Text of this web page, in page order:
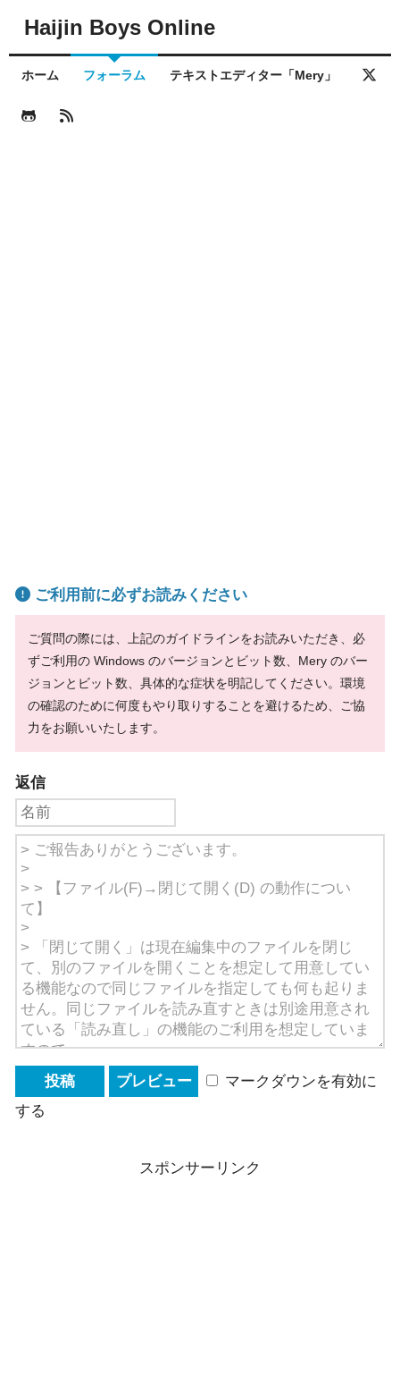
Haijin Boys Online
ホーム フォーラム テキストエディター「Mery」
ご利用前に必ずお読みください
ご質問の際には、上記のガイドラインをお読みいただき、必
ずご利用の Windows のバージョンとビット数、Mery のバー
ジョンとビット数、具体的な症状を明記してください。環境
の確認のために何度もやり取りすることを避けるため、ご協
力をお願いいたします。
返信
マークダウンを有効に
する
スポンサーリンク